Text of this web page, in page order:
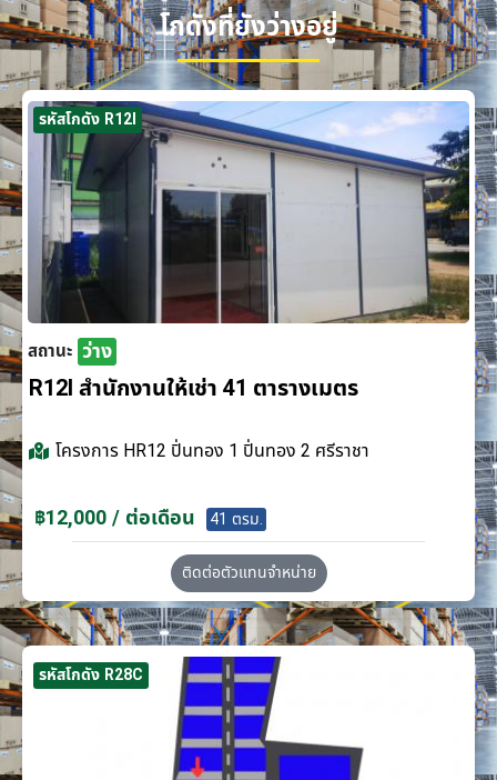
โกดังที่ยังว่างอยู่
รหัสโกดัง R12I
สถานะ ว่าง
R12I สำนักงานให้เช่า 41 ตารางเมตร
โครงการ HR12 ปิ่นทอง 1 ปิ่นทอง 2 ศรีราชา
฿12,000 / ต่อเดือน 41 ตรม.
ติดต่อตัวแทนจำหน่าย
รหัสโกดัง R28C